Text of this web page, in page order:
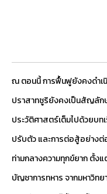
ณ ตอนนี้ การฟื้นฟูยังคงดำเ
ปราสาทชูริยังคงเป็นสัญลั
ประวัติศาสตร์เต็มไปด้วยบท
ปรับตัว และการต่อสู้อย่าง
ท่ามกลางความทุกข์ยาก ตั้ง
บัญชาการทหาร จากมหาวิท